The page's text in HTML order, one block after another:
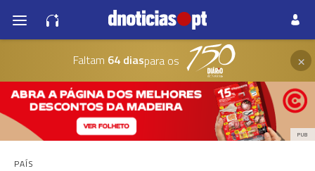
Faltam 64 diaspara os ×
PUB
PAÍS